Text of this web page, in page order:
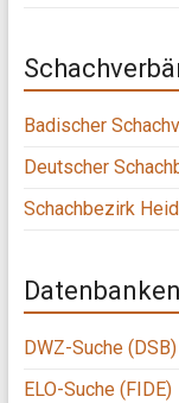
Badischer
Deutscher
Schachbezirk
Datenbanken
DWZ-Suche (DSB)
ELO-Suche (FIDE)